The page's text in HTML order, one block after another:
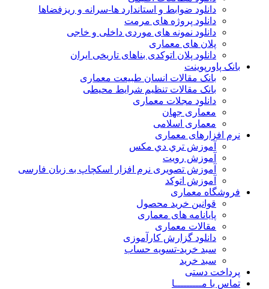
دانلود ضوابط و استاندارد ها-سرانه و ریزفضاها
دانلود پروژه های مرمت
دانلود نمونه های موردی داخلی و خاجی
پلان های معماری
دانلود پلان اتوکدی بناهای تاریخی ایران
بانک پاورپوینت
بانک مقالات انسان طبیعت معماری
بانک مقالات تنظیم شرایط محیطی
دانلود مجلات معماری
معماری جهان
معماری اسلامی
نرم افزارهای معماری
آﻣﻮزش ﺗﺮي دي ﻣﮑﺲ
آموزش رویت
آموزش تصویری نرم افزار اسکچاپ به زبان فارسی
آموزش اتوکد
فروشگاه معماری
قوانین خرید محصول
پایانامه های معماری
مقالات معماری
دانلود گزارش کارآموزی
سبد خرید-تسویه حساب
سبد خرید
پرداخت دستی
تماس با مـــــــــا